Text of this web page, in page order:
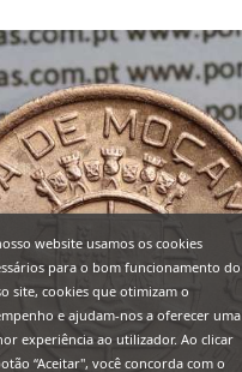
website usamos os cookies
para o bom funcionamento do
site, cookies que otimizam o
e ajudam-nos a oferecer uma
experiência ao utilizador. Ao clicar
“Aceitar", você concorda com o